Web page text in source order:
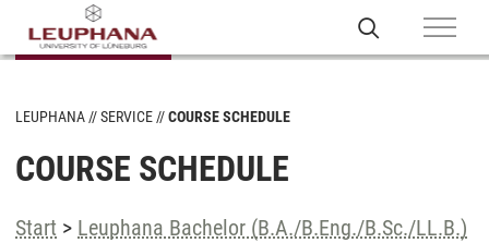
LEUPHANA SERVICE COURSE SCHEDULE
COURSE SCHEDULE
Start > Leuphana Bachelor (B.A./B.Eng./B.Sc./LL.B.)